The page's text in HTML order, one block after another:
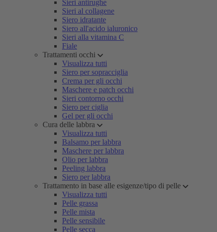
Sieri antirughe
Sieri al collagene
Siero idratante
Siero all'acido ialuronico
Sieri alla vitamina C
Fiale
Trattamenti occhi
Visualizza tutti
Siero per sopracciglia
Crema per gli occhi
Maschere e patch occhi
Sieri contorno occhi
Siero per ciglia
Gel per gli occhi
Cura delle labbra
Visualizza tutti
Balsamo per labbra
Maschere per labbra
Olio per labbra
Peeling labbra
Siero per labbra
Trattamento in base alle esigenze/tipo di pelle
Visualizza tutti
Pelle grassa
Pelle mista
Pelle sensibile
Pelle secca